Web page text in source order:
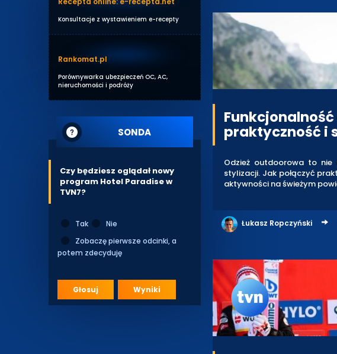
Konsultacje z wystawieniem e-recepty
Rankomat.pl
Porównywarka ubezpieczeń OC, AC,
nieruchomości i podróży
SONDA
Czy będziesz oglądał nowy
program Hotel Paradise w
TVN7?
Tak
Nie
Zobaczę pierwsze odcinki, a
potem zdecyduję
Głosuj Wyniki
praktyczność i
Odzież outdoorowa to
stylizacji. Jak połączyć
aktywności na świeżym
Łukasz Ropczyński